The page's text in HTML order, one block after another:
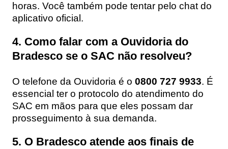
horas. Você também pode tentar pelo chat do
aplicativo oficial.
4. Como falar com a Ouvidoria do
Bradesco se o SAC não resolveu?
O telefone da Ouvidoria é o 0800 727 9933. É
essencial ter o protocolo do atendimento do
SAC em mãos para que eles possam dar
prosseguimento à sua demanda.
5. O Bradesco atende aos finais de